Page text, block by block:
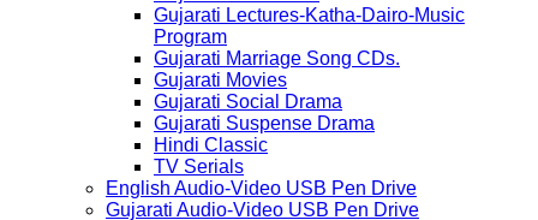
Gujarati Lectures-Katha-Dairo-Music
Program
Gujarati Marriage Song CDs.
Gujarati Movies
Gujarati Social Drama
Gujarati Suspense Drama
Hindi Classic
TV Serials
English Audio-Video USB Pen Drive
Gujarati Audio-Video USB Pen Drive